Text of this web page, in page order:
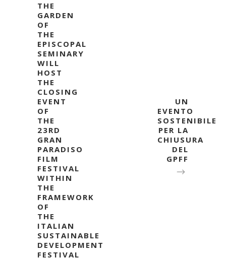
THE
GARDEN
OF
THE
EPISCOPAL
SEMINARY
WILL
HOST
THE
CLOSING
EVENT
OF
THE
23RD
GRAN
PARADISO
FILM
FESTIVAL
WITHIN
THE
FRAMEWORK
OF
THE
ITALIAN
SUSTAINABLE
DEVELOPMENT
FESTIVAL
UN
EVENTO
SOSTENIBILE
PER LA
CHIUSURA
DEL
GPFF